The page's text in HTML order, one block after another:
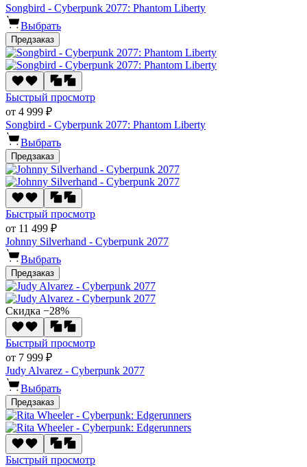
Songbird - Cyberpunk 2077: Phantom Liberty
Выбрать
Предзаказ
Быстрый просмотр
от 4 999 ₽
Songbird - Cyberpunk 2077: Phantom Liberty
Выбрать
Предзаказ
Быстрый просмотр
от 11 499 ₽
Johnny Silverhand - Cyberpunk 2077
Выбрать
Предзаказ
Скидка −28%
Быстрый просмотр
от 7 999 ₽
Judy Alvarez - Cyberpunk 2077
Выбрать
Предзаказ
Быстрый просмотр